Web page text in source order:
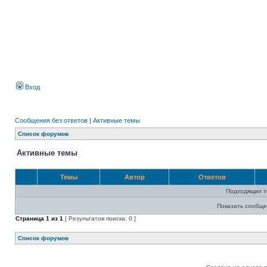
Вход
Сообщения без ответов | Активные темы
Список форумов
Активные темы
Темы Автор Ответов
Подходящих
Показать
Страница 1 из 1 [ Результатов поиска: 0 ]
Список форумов